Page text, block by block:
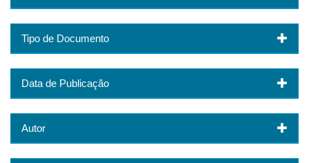
Tipo de Documento
Data de Publicação
Autor